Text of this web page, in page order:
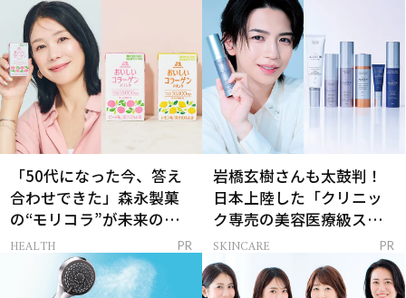
「50代になった今、答え
合わせできた」森永製菓
の“モリコラ”が未来のキ
レイを連れてくる！
HEALTH PR
岩橋玄樹さんも太鼓判！
日本上陸した「クリニッ
ク専売の美容医療級スキ
ンケア」
SKINCARE PR